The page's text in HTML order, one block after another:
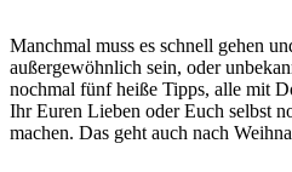
Manchmal muss es schnell gehen
außergewöhnlich sein, oder
nochmal fünf heiße Tipps, alle mit
Ihr Euren Lieben oder Euch selbst
machen. Das geht auch nach